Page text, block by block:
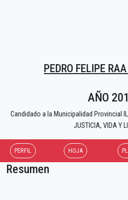
PEDRO FELIPE
AÑO
Candidado a la Municipalidad Provincial
JUSTICIA, VIDA Y
PERFIL HOJA
Resumen